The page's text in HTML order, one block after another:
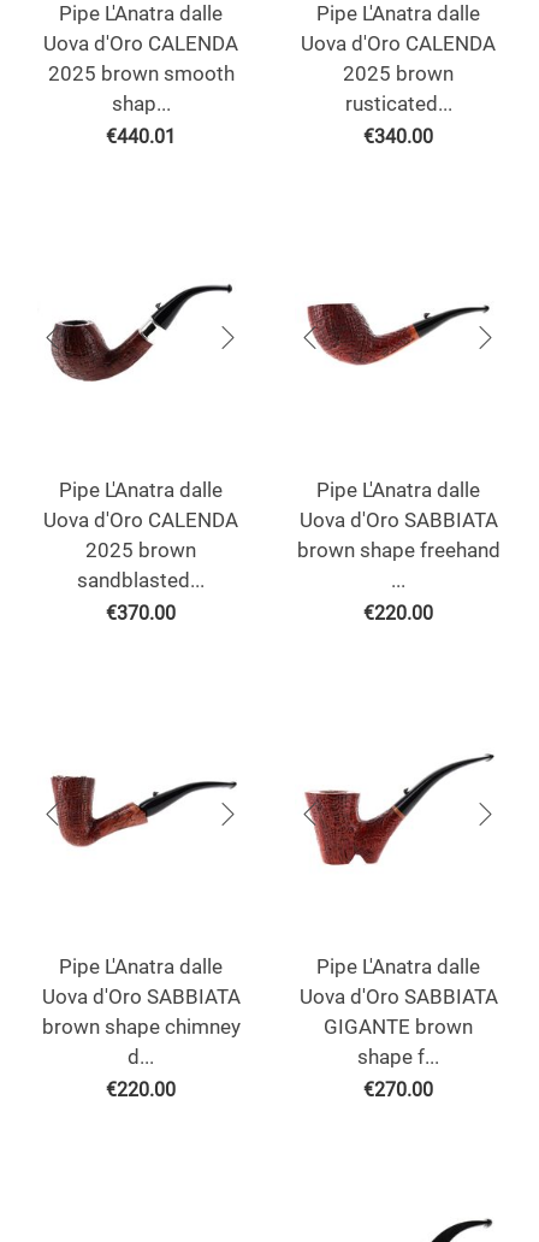
Pipe L'Anatra dalle
Uova d'Oro CALENDA
2025 brown smooth
shap...
€440.01
Pipe L'Anatra dalle
Uova d'Oro CALENDA
2025 brown
rusticated...
€340.00
Pipe L'Anatra dalle
Uova d'Oro CALENDA
2025 brown
sandblasted...
€370.00
Pipe L'Anatra dalle
Uova d'Oro SABBIATA
brown shape freehand
...
€220.00
Pipe L'Anatra dalle
Uova d'Oro SABBIATA
brown shape chimney
d...
€220.00
Pipe L'Anatra dalle
Uova d'Oro SABBIATA
GIGANTE brown
shape f...
€270.00